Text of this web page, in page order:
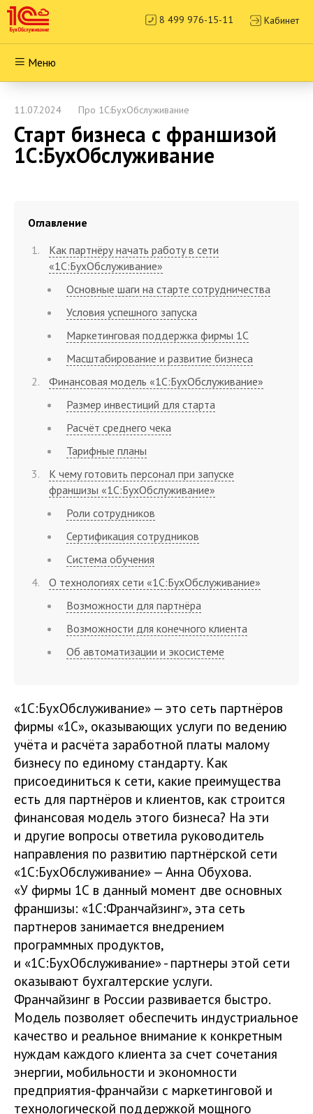
8 499 976-15-11 Кабинет
Меню
11.07.2024 Про 1С:БухОбслуживание
Старт бизнеса с франшизой
1С:БухОбслуживание
Оглавление
Как партнёру начать работу в сети
«1С:БухОбслуживание»
Основные шаги на старте сотрудничества
Условия успешного запуска
Маркетинговая поддержка фирмы 1С
Масштабирование и развитие бизнеса
Финансовая модель «1С:БухОбслуживание»
Размер инвестиций для старта
Расчёт среднего чека
Тарифные планы
К чему готовить персонал при запуске
франшизы «1С:БухОбслуживание»
Роли сотрудников
Сертификация сотрудников
Система обучения
О технологиях сети «1С:БухОбслуживание»
Возможности для партнёра
Возможности для конечного клиента
Об автоматизации и экосистеме
«1С:БухОбслуживание» — это сеть партнёров
фирмы «1С», оказывающих услуги по ведению
учёта и расчёта заработной платы малому
бизнесу по единому стандарту. Как
присоединиться к сети, какие преимущества
есть для партнёров и клиентов, как строится
финансовая модель этого бизнеса? На эти
и другие вопросы ответила руководитель
направления по развитию партнёрской сети
«1С:БухОбслуживание» — Анна Обухова.
«У фирмы 1С в данный момент две основных
франшизы: «1С:Франчайзинг», эта сеть
партнеров занимается внедрением
программных продуктов,
и «1С:БухОбслуживание» - партнеры этой сети
оказывают бухгалтерские услуги.
Франчайзинг в России развивается быстро.
Модель позволяет обеспечить индустриальное
качество и реальное внимание к конкретным
нуждам каждого клиента за счет сочетания
энергии, мобильности и экономности
предприятия-франчайзи с маркетинговой и
технологической поддержкой мощного